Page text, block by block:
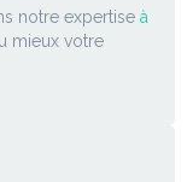
notre expertise à
mieux votre